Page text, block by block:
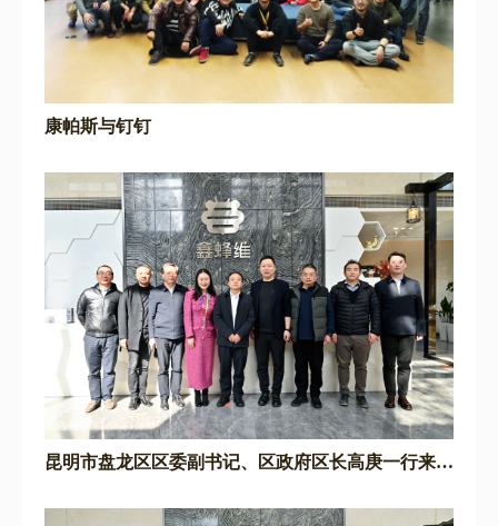
康帕斯与钉钉
昆明市盘龙区区委副书记、区政府区长高庚一行来鑫